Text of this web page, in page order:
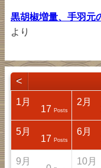
黒胡椒増量、手羽元
より
<
1月
17 Posts
2月
5月
17 Posts
6月
9月 10月